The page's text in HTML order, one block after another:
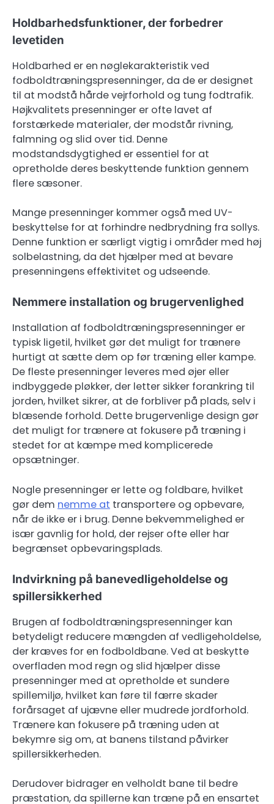
Holdbarhedsfunktioner, der forbedrer
levetiden
Holdbarhed er en nøglekarakteristik ved
fodboldtræningspresenninger, da de er designet
til at modstå hårde vejrforhold og tung fodtrafik.
Højkvalitets presenninger er ofte lavet af
forstærkede materialer, der modstår rivning,
falmning og slid over tid. Denne
modstandsdygtighed er essentiel for at
opretholde deres beskyttende funktion gennem
flere sæsoner.
Mange presenninger kommer også med UV-
beskyttelse for at forhindre nedbrydning fra sollys.
Denne funktion er særligt vigtig i områder med høj
solbelastning, da det hjælper med at bevare
presenningens effektivitet og udseende.
Nemmere installation og brugervenlighed
Installation af fodboldtræningspresenninger er
typisk ligetil, hvilket gør det muligt for trænere
hurtigt at sætte dem op før træning eller kampe.
De fleste presenninger leveres med øjer eller
indbyggede pløkker, der letter sikker forankring til
jorden, hvilket sikrer, at de forbliver på plads, selv i
blæsende forhold. Dette brugervenlige design gør
det muligt for trænere at fokusere på træning i
stedet for at kæmpe med komplicerede
opsætninger.
Nogle presenninger er lette og foldbare, hvilket
gør dem nemme at transportere og opbevare,
når de ikke er i brug. Denne bekvemmelighed er
især gavnlig for hold, der rejser ofte eller har
begrænset opbevaringsplads.
Indvirkning på banevedligeholdelse og
spillersikkerhed
Brugen af fodboldtræningspresenninger kan
betydeligt reducere mængden af vedligeholdelse,
der kræves for en fodboldbane. Ved at beskytte
overfladen mod regn og slid hjælper disse
presenninger med at opretholde et sundere
spillemiljø, hvilket kan føre til færre skader
forårsaget af ujævne eller mudrede jordforhold.
Trænere kan fokusere på træning uden at
bekymre sig om, at banens tilstand påvirker
spillersikkerheden.
Derudover bidrager en velholdt bane til bedre
præstation, da spillerne kan træne på en ensartet